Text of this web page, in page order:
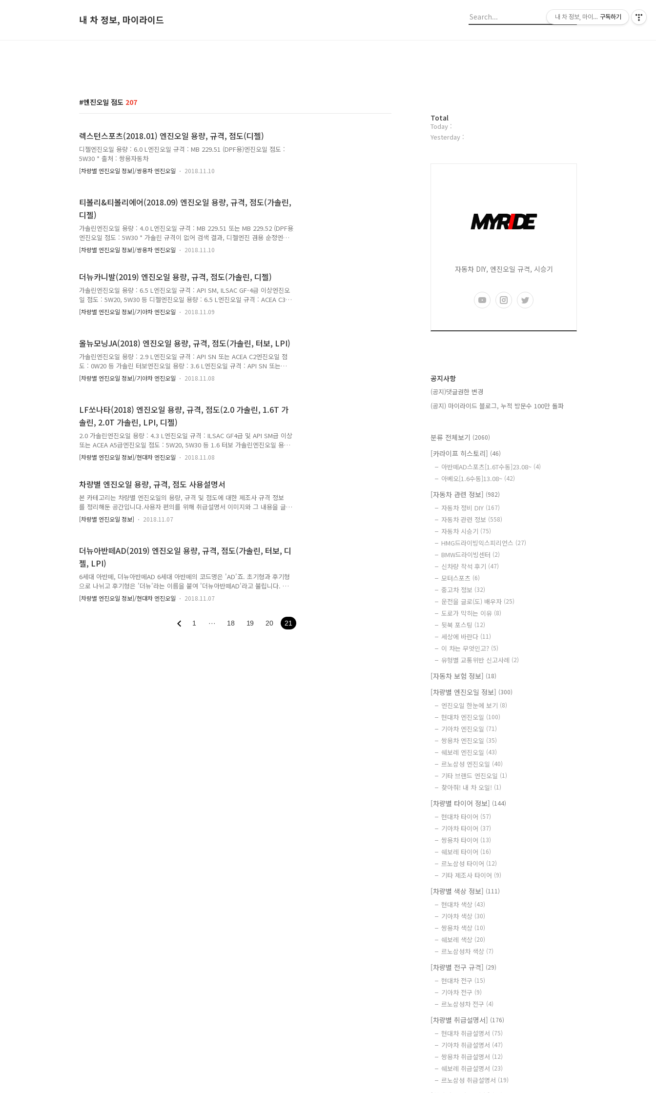
내 차 정보, 마이라이드
엔진오일 점도 207
렉스턴스포츠(2018.01) 엔진오일 용량, 규격, 점도(디젤)
디젤엔진오일 용량 : 6.0 L엔진오일 규격 : MB 229.51 (DPF용)엔진오일 점도 :
5W30 * 출처 : 쌍용자동차
[차량별 엔진오일 정보]/쌍용차 엔진오일 2018.11.10
티볼리&티볼리에어(2018.09) 엔진오일 용량, 규격, 점도(가솔린,
디젤)
가솔린엔진오일 용량 : 4.0 L엔진오일 규격 : MB 229.51 또는 MB 229.52 (DPF용)
엔진오일 점도 : 5W30 * 가솔린 규격이 없어 검색 결과, 디젤엔진 겸용 순정엔진
오일 사용 중인 것으로 확인* 점도만 맞추고 최신 가솔린 규격 사용한다는 의견
과 어떻게든 MB 규격 맞추는 의견이 있음* 문제 발생 시를 대비하여 메뉴얼을
또는 MB 229.52 (DPF용)엔진오일 점도 : 5W30 * 출처 : 쌍용자동차
[차량별 엔진오일 정보]/쌍용차 엔진오일 2018.11.10
더뉴카니발(2019) 엔진오일 용량, 규격, 점도(가솔린, 디젤)
가솔린엔진오일 용량 : 6.5 L엔진오일 규격 : API SM, ILSAC GF-4급 이상엔진오
일 점도 : 5W20, 5W30 등 디젤엔진오일 용량 : 6.5 L엔진오일 규격 : ACEA C3
또는 C2엔진오일 점도 : 0W30, 0W40 등 * 출처 : 기아자동차
[차량별 엔진오일 정보]/기아차 엔진오일 2018.11.09
올뉴모닝JA(2018) 엔진오일 용량, 규격, 점도(가솔린, 터보, LPI)
가솔린엔진오일 용량 : 2.9 L엔진오일 규격 : API SN 또는 ACEA C2엔진오일 점
도 : 0W20 등 가솔린 터보엔진오일 용량 : 3.6 L엔진오일 규격 : API SN 또는
ACEA C2엔진오일 점도 : 0W30 등 LPI엔진오일 용량 : 2.9 L엔진오일 규격 : API
SN 또는 ACEA C2엔진오일 점도 : 0W20 등 * 출처 : 기아자동차
[차량별 엔진오일 정보]/기아차 엔진오일 2018.11.08
LF쏘나타(2018) 엔진오일 용량, 규격, 점도(2.0 가솔린, 1.6T 가
솔린, 2.0T 가솔린, LPI, 디젤)
2.0 가솔린엔진오일 용량 : 4.3 L엔진오일 규격 : ILSAC GF4급 및 API SM급 이상
또는 ACEA A5급엔진오일 점도 : 5W20, 5W30 등 1.6 터보 가솔린엔진오일 용량
: 4.5 L엔진오일 규격 : ILSAC GF4급 및 API SM급 이상 또는 ACEA A5급엔진오
일 점도 : 5W30, 5W40 등 2.0 터보 가솔린엔진오일 용량 : 4.8 L엔진오일 규격 :
4.0 L엔진오일 규격 : ILSAC GF4급 및 API SM급 이상 또는 ACEA A5급엔진오
일 점도 : 5W20, 5W30 등 디젤엔진오일 용량 : 5.3 L엔진오일 규격 : ACEA C3급
또는 C2급엔진오일 점도 : 0W..
[차량별 엔진오일 정보]/현대차 엔진오일 2018.11.08
차량별 엔진오일 용량, 규격, 점도 사용설명서
본 카테고리는 차량별 엔진오일의 용량, 규격 및 점도에 대한 제조사 규격 정보
를 정리해둔 공간입니다.사용자 편의를 위해 취급설명서 이미지와 그 내용을 글
자로 옮겨두었습니다. (엔진오일 외 변속기, 브레이크, 냉각수 정보 포함)취급설
명서에 포함된 정보의 글자 ☞ 취급설명서 이미지 순으로 되어 있습니다.먼저 제
섬으로 구분되어 있습니다.)엔진오일 용량, 규격, 점도 순서이며 점도의 경우 시
중에서 구하기 쉽고 많이 사용하는 기준으로 나열되어 있으며 추가 정보는 이미
지에 있습니다. 주의사항연도는 제조사 취급설명서 기준입니다. (ex : 2019 =
2019년형)제..
[차량별 엔진오일 정보] 2018.11.07
더뉴아반떼AD(2019) 엔진오일 용량, 규격, 점도(가솔린, 터보, 디
젤, LPI)
6세대 아반떼, 더뉴아반떼AD 6세대 아반떼의 코드명은 'AD'죠. 초기형과 후기형
으로 나뉘고 후기형은 '더뉴'라는 이름을 붙여 '더뉴아반떼AD'라고 불립니다. 헤
드램프와 차량 전체적으로 과감한 삼각형 라인을 많이 넣었기 때문에 '삼각떼'라
고도 불리는 차량이죠. 다만 이 차량은 오히려 전기형 AD보다 이후에 출시된 된
존 AD 모델은 1.6 자연흡기 가솔린 엔진에 6단 자동변속기를 넣었지만 후기형과
CN7에서는 IVT(=CVT) 무단변속기를 넣게 되면서 지금까지 이어져 오기 때문입
[차량별 엔진오일 정보]/현대차 엔진오일 2018.11.07
1 ··· 18 19 20 21
방
문
자
Total
Today :
Yesterday :
자동차 DIY, 엔진오일 규격, 시승기
공지사항
(공지)댓글권한 변경
(공지) 마이라이드 블로그, 누적 방문수 100만 돌파
분류 전체보기 (2060)
[카라이프 히스토리] (46)
아반떼AD스포츠[1.6T수동]23.08~ (4)
아베오[1.6수동]13.08~ (42)
[자동차 관련 정보] (982)
자동차 정비 DIY (167)
자동차 관련 정보 (558)
자동차 시승기 (75)
HMG드라이빙익스피리언스 (27)
BMW드라이빙센터 (2)
신차량 착석 후기 (47)
모터스포츠 (6)
중고차 정보 (32)
운전을 글로(도) 배우자 (25)
도로가 막히는 이유 (8)
뒷북 포스팅 (12)
세상에 바란다 (11)
이 차는 무엇인고? (5)
유형별 교통위반 신고사례 (2)
[자동차 보험 정보] (18)
[차량별 엔진오일 정보] (300)
엔진오일 한눈에 보기 (8)
현대차 엔진오일 (100)
기아차 엔진오일 (71)
쌍용차 엔진오일 (35)
쉐보레 엔진오일 (43)
르노삼성 엔진오일 (40)
기타 브랜드 엔진오일 (1)
찾아줘! 내 차 오일! (1)
[차량별 타이어 정보] (144)
현대차 타이어 (57)
기아차 타이어 (37)
쌍용차 타이어 (13)
쉐보레 타이어 (16)
르노삼성 타이어 (12)
기타 제조사 타이어 (9)
[차량별 색상 정보] (111)
현대차 색상 (43)
기아차 색상 (30)
쌍용차 색상 (10)
쉐보레 색상 (20)
르노삼성차 색상 (7)
[차량별 전구 규격] (29)
현대차 전구 (15)
기아차 전구 (9)
르노삼성차 전구 (4)
[차량별 취급설명서] (176)
현대차 취급설명서 (75)
기아차 취급설명서 (47)
쌍용차 취급설명서 (12)
쉐보레 취급설명서 (23)
르노삼성 취급설명서 (19)
내 차 정보, 마이라이드구독하기